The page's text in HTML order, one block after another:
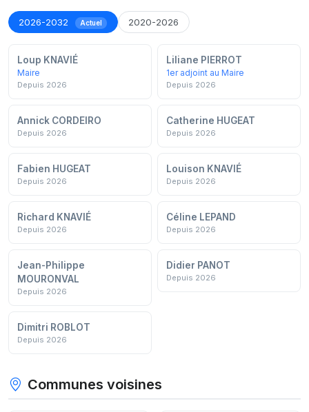
2026-2032 Actuel 2020-2026
Loup KNAVIÉ
Maire
Depuis 2026
Liliane PIERROT
1er adjoint au Maire
Depuis 2026
Annick CORDEIRO
Depuis 2026
Catherine HUGEAT
Depuis 2026
Fabien HUGEAT
Depuis 2026
Louison KNAVIÉ
Depuis 2026
Richard KNAVIÉ
Depuis 2026
Céline LEPAND
Depuis 2026
Jean-Philippe
MOURONVAL
Depuis 2026
Didier PANOT
Depuis 2026
Dimitri ROBLOT
Depuis 2026
Communes voisines